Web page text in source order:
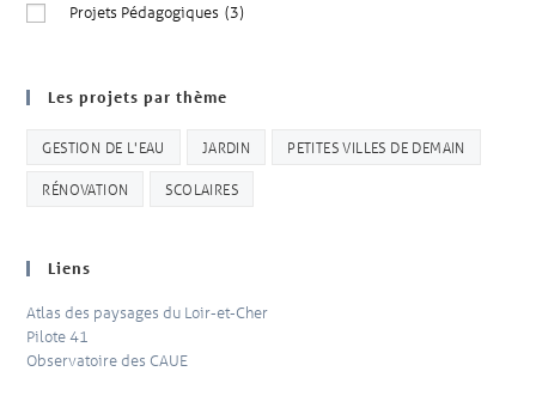
Projets Pédagogiques (3)
Les projets par thème
GESTION DE L'EAU JARDIN PETITES VILLES DE DEMAIN
RÉNOVATION SCOLAIRES
Liens
Atlas des paysages du Loir-et-Cher
Pilote 41
Observatoire des CAUE